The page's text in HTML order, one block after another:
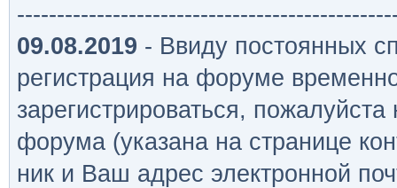
09.08.2019 - Ввиду постоянных
регистрация на форуме
зарегистрироваться,
форума (указана на странице
ник и Ваш адрес электронной